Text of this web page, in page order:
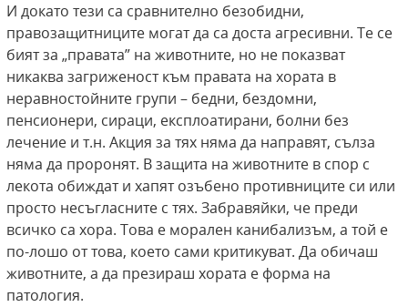
И докато тези са сравнително безобидни,
правозащитниците могат да са доста агресивни. Те се
бият за „правата” на животните, но не показват
никаква загриженост към правата на хората в
неравностойните групи – бедни, бездомни,
пенсионери, сираци, експлоатирани, болни без
лечение и т.н. Акция за тях няма да направят, сълза
няма да проронят. В защита на животните в спор с
лекота обиждат и хапят озъбено противниците си или
просто несъгласните с тях. Забравяйки, че преди
всичко са хора. Това е морален канибализъм, а той е
по-лошо от това, което сами критикуват. Да обичаш
животните, а да презираш хората е форма на
патология.